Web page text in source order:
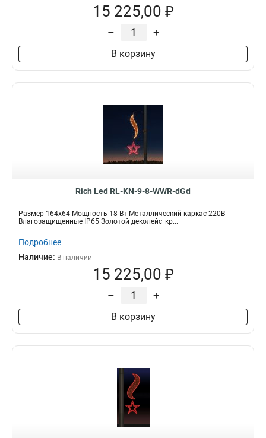
15 225,00 ₽
– +
В корзину
Rich Led RL-KN-9-8-WWR-dGd
Размер 164х64 Мощность 18 Вт Металлический каркас 220В
Влагозащищенные IP65 Золотой деколейс_кр...
Подробнее
Наличие: В наличии
15 225,00 ₽
– +
В корзину